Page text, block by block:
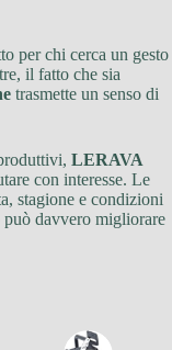
per chi cerca un gesto
il fatto che sia
trasmette un senso di
LERAVA
con interesse. Le
stagione e condizioni
davvero migliorare